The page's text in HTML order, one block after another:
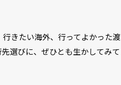
きたい海外、行ってよかった渡
選びに、ぜひとも生かしてみて